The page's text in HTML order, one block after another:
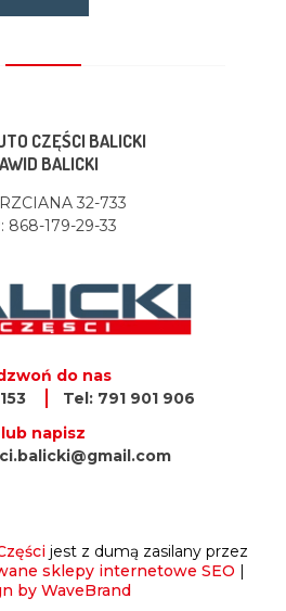
CZĘŚCI BALICKI
BALICKI
32-733
868-179-29-33
do nas
Tel: 791 901 906
lub napisz
jest z dumą zasilany przez
sklepy internetowe SEO |
by WaveBrand